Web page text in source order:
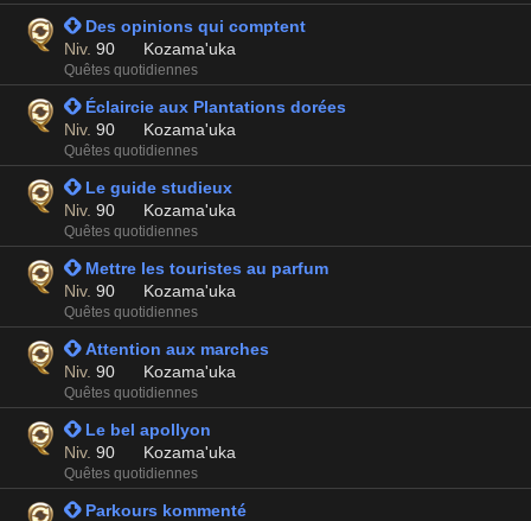
 Des opinions qui comptent
Niv. 90 Kozama'uka
Quêtes quotidiennes
 Éclaircie aux Plantations dorées
Niv. 90 Kozama'uka
Quêtes quotidiennes
 Le guide studieux
Niv. 90 Kozama'uka
Quêtes quotidiennes
 Mettre les touristes au parfum
Niv. 90 Kozama'uka
Quêtes quotidiennes
 Attention aux marches
Niv. 90 Kozama'uka
Quêtes quotidiennes
 Le bel apollyon
Niv. 90 Kozama'uka
Quêtes quotidiennes
 Parkours kommenté